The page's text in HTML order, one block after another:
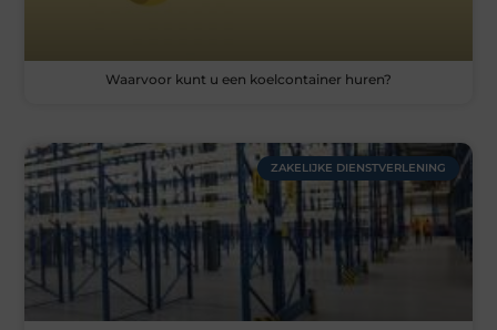
Waarvoor kunt u een koelcontainer huren?
ZAKELIJKE DIENSTVERLENING